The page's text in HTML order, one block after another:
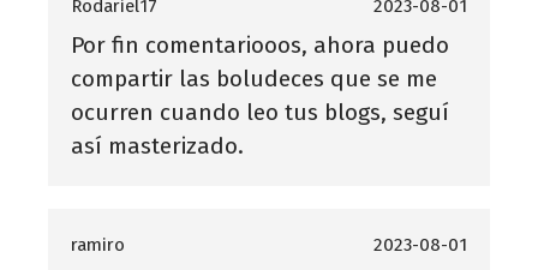
Rodariel17 2023-08-01
Por fin comentariooos, ahora puedo
compartir las boludeces que se me
ocurren cuando leo tus blogs, seguí
así masterizado.
ramiro 2023-08-01